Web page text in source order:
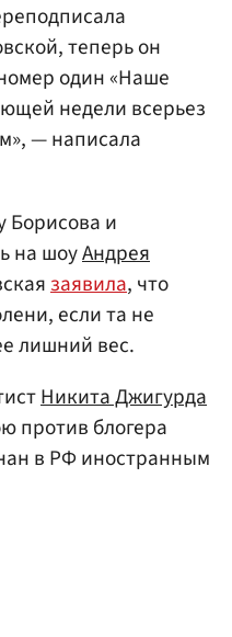
теперь он
один «Наше
недели всерьез
— написала
Борисова и
на шоуАндрея
заявила, что
если та не
лишний вес.
Никита Джигурда
против блогера
в РФ иностранным